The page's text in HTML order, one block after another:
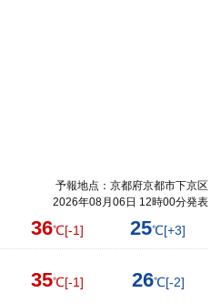
予報地点：京都府京都市下京区
2026年08月06日 12時00分発表
36℃[-1] 25℃[+3]
35℃[-1] 26℃[-2]